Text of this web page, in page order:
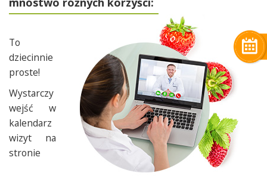
To
dziecinnie
proste!
Wystarczy
wejść w
kalendarz
wizyt na
stronie